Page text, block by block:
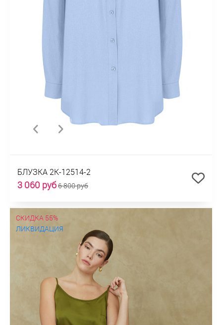
БЛУЗКА 2К-12514-2
3 060 руб6 800 руб
СКИДКА 55%
ЛИКВИДАЦИЯ